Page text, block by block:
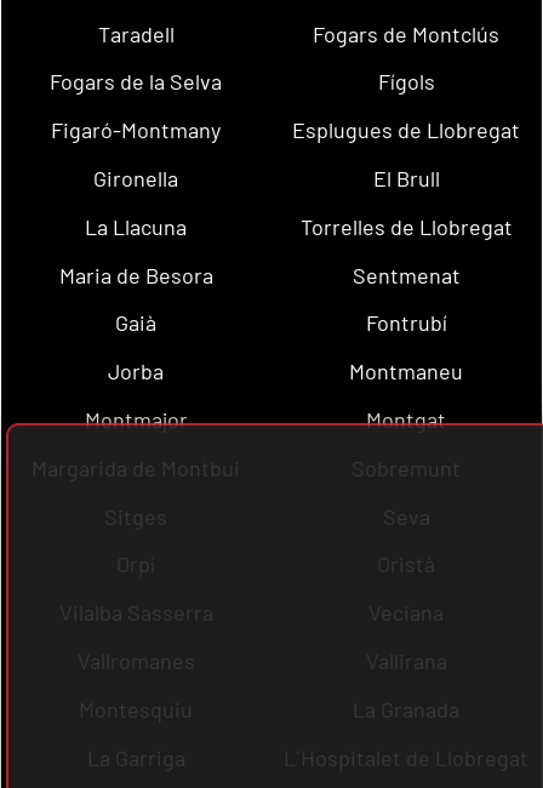
Taradell
Fogars de Montclús
Fogars de la Selva
Fígols
Figaró-Montmany
Esplugues de Llobregat
Gironella
El Brull
La Llacuna
Torrelles de Llobregat
Maria de Besora
Sentmenat
Gaià
Fontrubí
Jorba
Montmaneu
Montmajor
Montgat
Margarida de Montbui
Sobremunt
Sitges
Seva
Orpí
Oristà
Vilalba Sasserra
Veciana
Vallromanes
Vallirana
Montesquiu
La Granada
La Garriga
L´Hospitalet de Llobregat